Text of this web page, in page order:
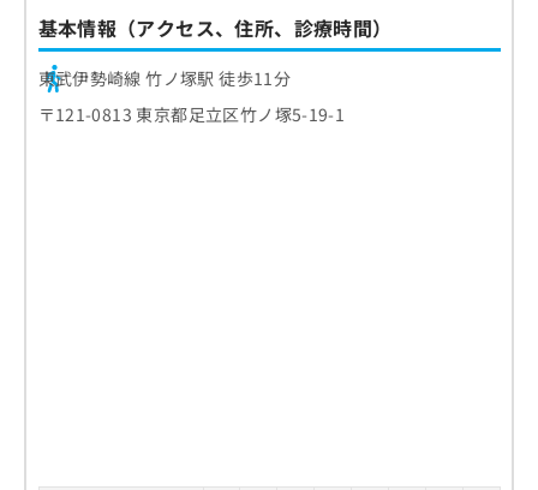
基本情報（アクセス、住所、診療時間）
東武伊勢崎線 竹ノ塚駅 徒歩11分
〒121-0813 東京都足立区竹ノ塚5-19-1